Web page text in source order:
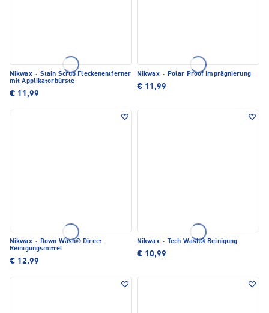
Nikwax · Stain Scrub Fleckenentferner
mit Applikatorbürste
€ 11,99
Nikwax · Polar Proof Imprägnierung
€ 11,99
Nikwax · Down Wash® Direct
Reinigungsmittel
€ 12,99
Nikwax · Tech Wash® Reinigung
€ 10,99